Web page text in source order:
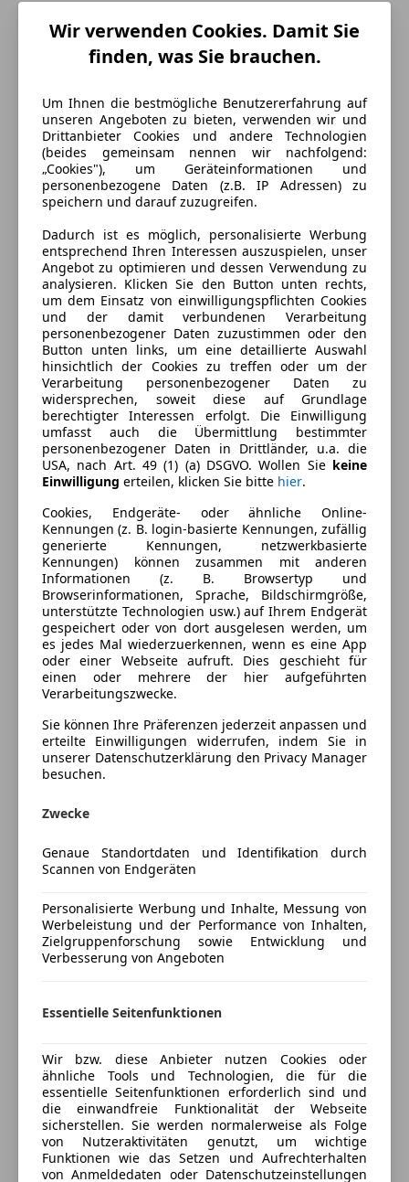
Energieverbrauch
Anderer Energieträger Strom
Ausstattung
Komfort
2-Zonen-Klimaautomatik
Armlehne
Beheizbare Frontscheibe
Beheizbares Lenkrad
Einparkhilfe
Einparkhilfe Rückfahrkamera
Einparkhilfe Sensoren hinten
Einparkhilfe Sensoren vorne
Elektrische Fensterheber
Elektrische Seitenspiegel
Getönte Scheiben
Lederlenkrad
Lichtsensor
Lordosenstütze
Multifunktionslenkrad
Navigationssystem
Regensensor
Schlüssellose Zentralverriegelung
Sitzheizung
Tempomat
Unterhaltung/Media
Apple CarPlay
Bordcomputer
DAB-Radio
Freisprecheinrichtung
Induktionsladen für Smartphones
Radio
ABS
Beifahrerairbag
ESP
Fahrerairbag
Fernlichtassistent
Isofix
Kopfairbag
Mehr anzeigen
Farbe und Innenausstattung
Außenfarbe
Schwarz
Farbe laut Hersteller
Agate-Black
Lackierung
Metallic
Zum Verkauf steht ein Ford Kuga ST-Line FHEV, der
sich derzeit als VORFÜHRWAGEN im Einsatz befindet!
Verfügbar ab Anfang September 2026 VORVERKAUF
MÖGLICH!!!!
~~~~~~~~~~~~~~~~~~~~~~~~~~~~~~~~~~
+ Garantie 5 Jahre oder 100.000KM Begrenzung
+ SYNC 4 Navigationssystem
+ Sitzheizung vorn und hinten
+ Lenkradheizung
+ Frontscheibenheizung
+ Klimaautomatik 2-Zonen
+ Einparkhilfe vorn und hinten
+ Rückfahrkamera
+ und vieles mehr ……
~~~~~~~~~~~~~~~~~~~~~~~~~~~~~~~~~~
~~~~~~~~~~~~~~~~~~~~~~~~~~~~~~~~~~
Ihr Ansprechpartner bei Ford STORE VÖCKLABRUCK:
Frank Schneider
07672/72 355 33
07672/72 355 31
Für einen Besichtigungstermin oder eine Probefahrt
bin ich gerne zu unseren Öffnungszeiten für Sie
erreichbar.
Ich erstelle Ihnen auch gerne ein attraktives
Mehr anzeigen
Preisbewertung
Mehr anzeigen
Versicherung
Kfz-Versicherung
Versicherungsschutz an Ihre Bedürfnisse
Freischaden-Gutschein ab Stufe 0
Auto einfach online versichern & Rabatt holen
Jetzt berechnen
Wir verwenden Cookies. Damit Sie
finden, was Sie brauchen.
Um Ihnen die bestmögliche Benutzererfahrung auf
unseren Angeboten zu bieten, verwenden wir und
Drittanbieter Cookies und andere Technologien
(beides gemeinsam nennen wir nachfolgend:
„Cookies"), um Geräteinformationen und
personenbezogene Daten (z.B. IP Adressen) zu
speichern und darauf zuzugreifen.
Dadurch ist es möglich, personalisierte Werbung
entsprechend Ihren Interessen auszuspielen, unser
Angebot zu optimieren und dessen Verwendung zu
analysieren. Klicken Sie den Button unten rechts,
um dem Einsatz von einwilligungspflichten Cookies
und der damit verbundenen Verarbeitung
personenbezogener Daten zuzustimmen oder den
Button unten links, um eine detaillierte Auswahl
hinsichtlich der Cookies zu treffen oder um der
Verarbeitung personenbezogener Daten zu
widersprechen, soweit diese auf Grundlage
berechtigter Interessen erfolgt. Die Einwilligung
umfasst auch die Übermittlung bestimmter
personenbezogener Daten in Drittländer, u.a. die
USA, nach Art. 49 (1) (a) DSGVO. Wollen Sie keine
Einwilligung erteilen, klicken Sie bitte hier.
Cookies, Endgeräte- oder ähnliche Online-
Kennungen (z. B. login-basierte Kennungen, zufällig
generierte Kennungen, netzwerkbasierte
Kennungen) können zusammen mit anderen
Informationen (z. B. Browsertyp und
Browserinformationen, Sprache, Bildschirmgröße,
unterstützte Technologien usw.) auf Ihrem Endgerät
gespeichert oder von dort ausgelesen werden, um
es jedes Mal wiederzuerkennen, wenn es eine App
oder einer Webseite aufruft. Dies geschieht für
einen oder mehrere der hier aufgeführten
Verarbeitungszwecke.
Sie können Ihre Präferenzen jederzeit anpassen und
erteilte Einwilligungen widerrufen, indem Sie in
unserer Datenschutzerklärung den Privacy Manager
besuchen.
Zwecke
Genaue Standortdaten und Identifikation durch
Scannen von Endgeräten
Personalisierte Werbung und Inhalte, Messung von
Werbeleistung und der Performance von Inhalten,
Zielgruppenforschung sowie Entwicklung und
Verbesserung von Angeboten
Essentielle Seitenfunktionen
Wir bzw. diese Anbieter nutzen Cookies oder
ähnliche Tools und Technologien, die für die
essentielle Seitenfunktionen erforderlich sind und
die einwandfreie Funktionalität der Webseite
sicherstellen. Sie werden normalerweise als Folge
von Nutzeraktivitäten genutzt, um wichtige
Funktionen wie das Setzen und Aufrechterhalten
von Anmeldedaten oder Datenschutzeinstellungen